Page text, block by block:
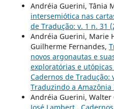
Andréia Guerini, Tânia
intersemiótica nas
de Tradução: v. 1 n. 31
Andréia Guerini, Marie
Guilherme Fernandes,
novos argonautas e
exploratórias e
Cadernos de Tradução:
Traduzindo a Amazônia
Andréia Guerini, Walter